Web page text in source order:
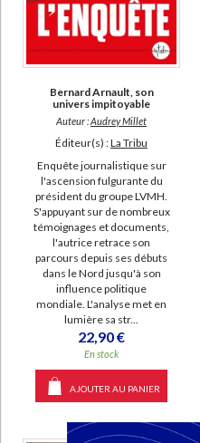
Morin, Edgar (23)
SUPPORT
livre (18942)
IAD (5673)
poche (1875)
revue (1309)
document-audio (71)
coffret (11)
logiciel-educatif (1)
Journal (14)
Mémoires (12)
période 1940-1968, de la Seconde
Bernard Arnault, son
univers impitoyable
Auteur :Audrey Millet
Éditeur(s) :La Tribu
Enquête journalistique sur
l'ascension fulgurante du
président du groupe LVMH.
S'appuyant sur de nombreux
témoignages et documents,
l'autrice retrace son
parcours depuis ses débuts
dans le Nord jusqu'à son
influence politique
mondiale. L'analyse met en
lumière sa str...
22,90 €
En stock
AJOUTER AU PANIER